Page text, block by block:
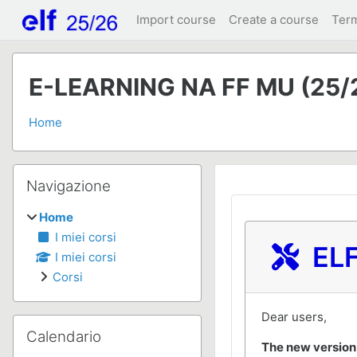
Vai al contenuto principale
Import course Create a course
E-LEARNING NA FF MU
Home
Dear users,
The new
Blocchi
Salta Navigazione
Navigazione
Home
I miei corsi
I miei corsi
Corsi
Salta Calendario
Calendario